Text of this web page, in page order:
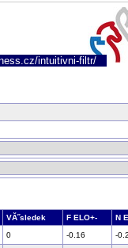
intuitivni-filtr/
VĂ˝sledek F ELO+-
N
0 -0.16 -